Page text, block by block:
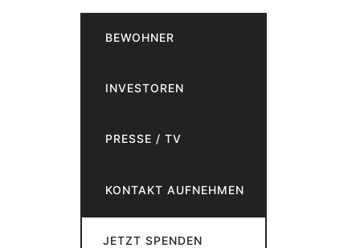
BEWOHNER
INVESTOREN
PRESSE / TV
KONTAKT AUFNEHMEN
JETZT SPENDEN